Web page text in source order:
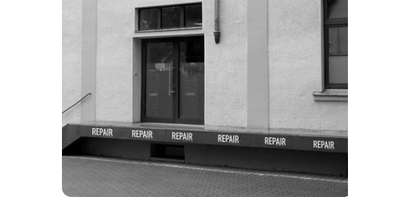
Infos